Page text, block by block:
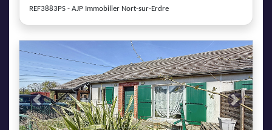
REF3883PS - AJP Immobilier Nort-sur-Erdre
Previous Next